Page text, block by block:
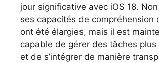
jour significative avec iOS 18.
ses capacités de compréhension
ont été élargies, mais il est
capable de gérer des tâches plus
et de s’intégrer de manière